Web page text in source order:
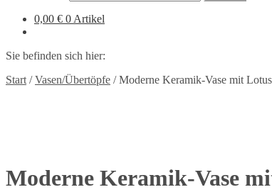
0,00 € 0 Artikel
Sie befinden sich hier:
Start /Vasen/Übertöpfe /Moderne Keramik-Vase mit
Moderne Keramik-Vase